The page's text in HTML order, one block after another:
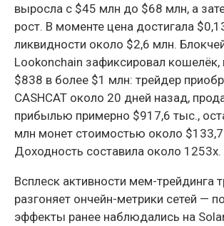
выросла с $45 млн до $68 млн, а
рост. В моменте цена достигала
ликвидности около $2,6 млн.
Lookonchain зафиксировал кошелёк,
$838 в более $1 млн: трейдер
CASHCAT около 20 дней назад,
прибылью примерно $917,6 тыс.,
млн монет стоимостью около
Доходность составила около 1253x.
Всплеск активности мем-трейдинга
разгоняет ончейн-метрики сетей —
эффекты ранее наблюдались на